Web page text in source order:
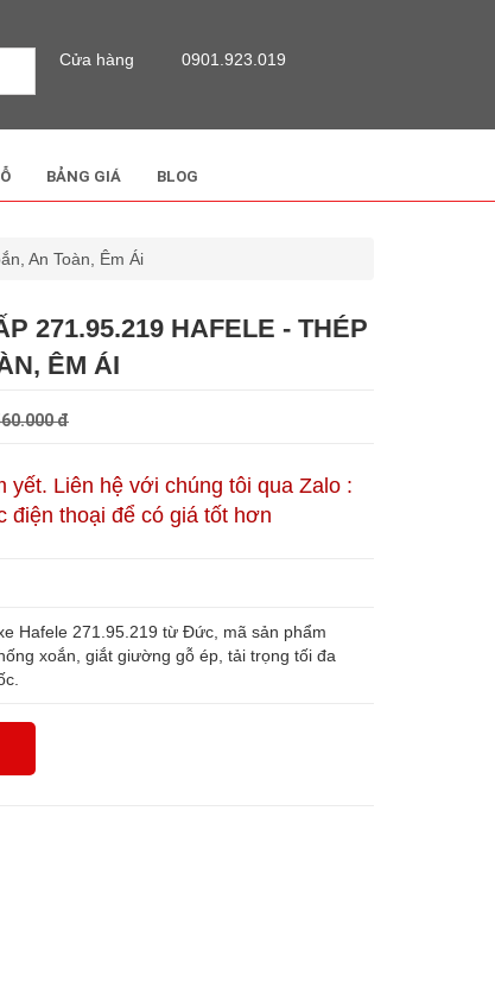
Cửa hàng 0901.923.019
BẢNG GIÁ BLOG
An Toàn, Êm Ái
271.95.219 HAFELE - THÉP
ÊM ÁI
đ
yết. Liên hệ với chúng tôi qua Zalo :
điện thoại để có giá tốt hơn
Hafele 271.95.219 từ Đức, mã sản phẩm
xoắn, giắt giường gỗ ép, tải trọng tối đa